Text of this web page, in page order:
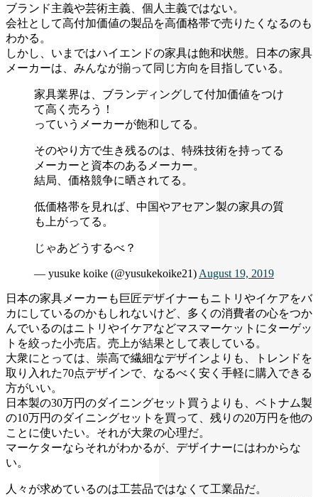
ブランド主義や芸術主義、個人主義ではない。
会社として高付加価値の製品を高価格帯で売りたくなるのも
わかる。
しかし、いまではハイエンドの家具は飽和状態。日本の家具
メーカーは、みんなが揃って同じ方向を目指している。
家具業界は、ブランディングして付加価値をつけ
て高く売ろう！
っていうメーカーが飽和してる。
そのやり方で生き残るのは、特殊技術を持ってる
メーカーと資本のあるメーカー。
結局、価格競争に晒されてる。
低価格帯を見れば、中国やアセアン製の家具の質
も上がってる。
じゃあどうするべ？
— yusuke koike (@yusukekoike21) August 19, 2019
日本の家具メーカーも巨匠デザイナーもニトリやイケアをバ
カにしているのかもしれないけど、多くの消費者の心をつか
んでいるのはニトリやイケアなどマスマーケットにターゲッ
トを絞った小売店。売上が結果として表している。
大衆にとっては、崇高で繊細なデザインよりも、トレンドを
取り入れた70点デザインで、なるべく安く手軽に購入できる
方がいい。
日本製の30万円のダイニングセット買うよりも、ベトナム製
の10万円のダイニングセットを買って、残りの20万円を他の
ことに使いたい。それが大衆の心理だ。
マーケターならそれがわかるが、デザイナーにはわからな
い。
人々が求めているのは工芸品ではなくて工業品だ。